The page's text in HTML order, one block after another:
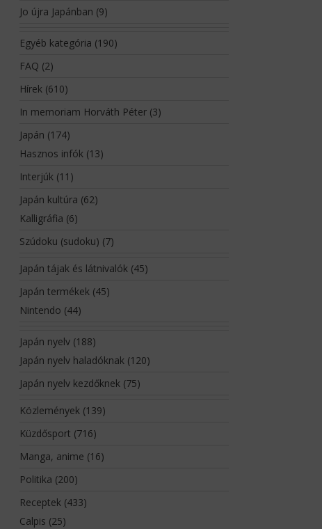
Jo újra Japánban (9)
Egyéb kategória (190)
FAQ (2)
Hírek(610)
In memoriam Horváth Péter(3)
Japán (174)
Hasznos infók(13)
Interjúk(11)
Japán kultúra (62)
Kalligráfia (6)
Szúdoku (sudoku) (7)
Japán tájak és látnivalók(45)
Japán termékek(45)
Nintendo (44)
Japán nyelv(188)
Japán nyelv haladóknak(120)
Japán nyelv kezdőknek(75)
Közlemények(139)
Küzdősport (716)
Manga, anime (16)
Politika (200)
Receptek(433)
Calpis (25)